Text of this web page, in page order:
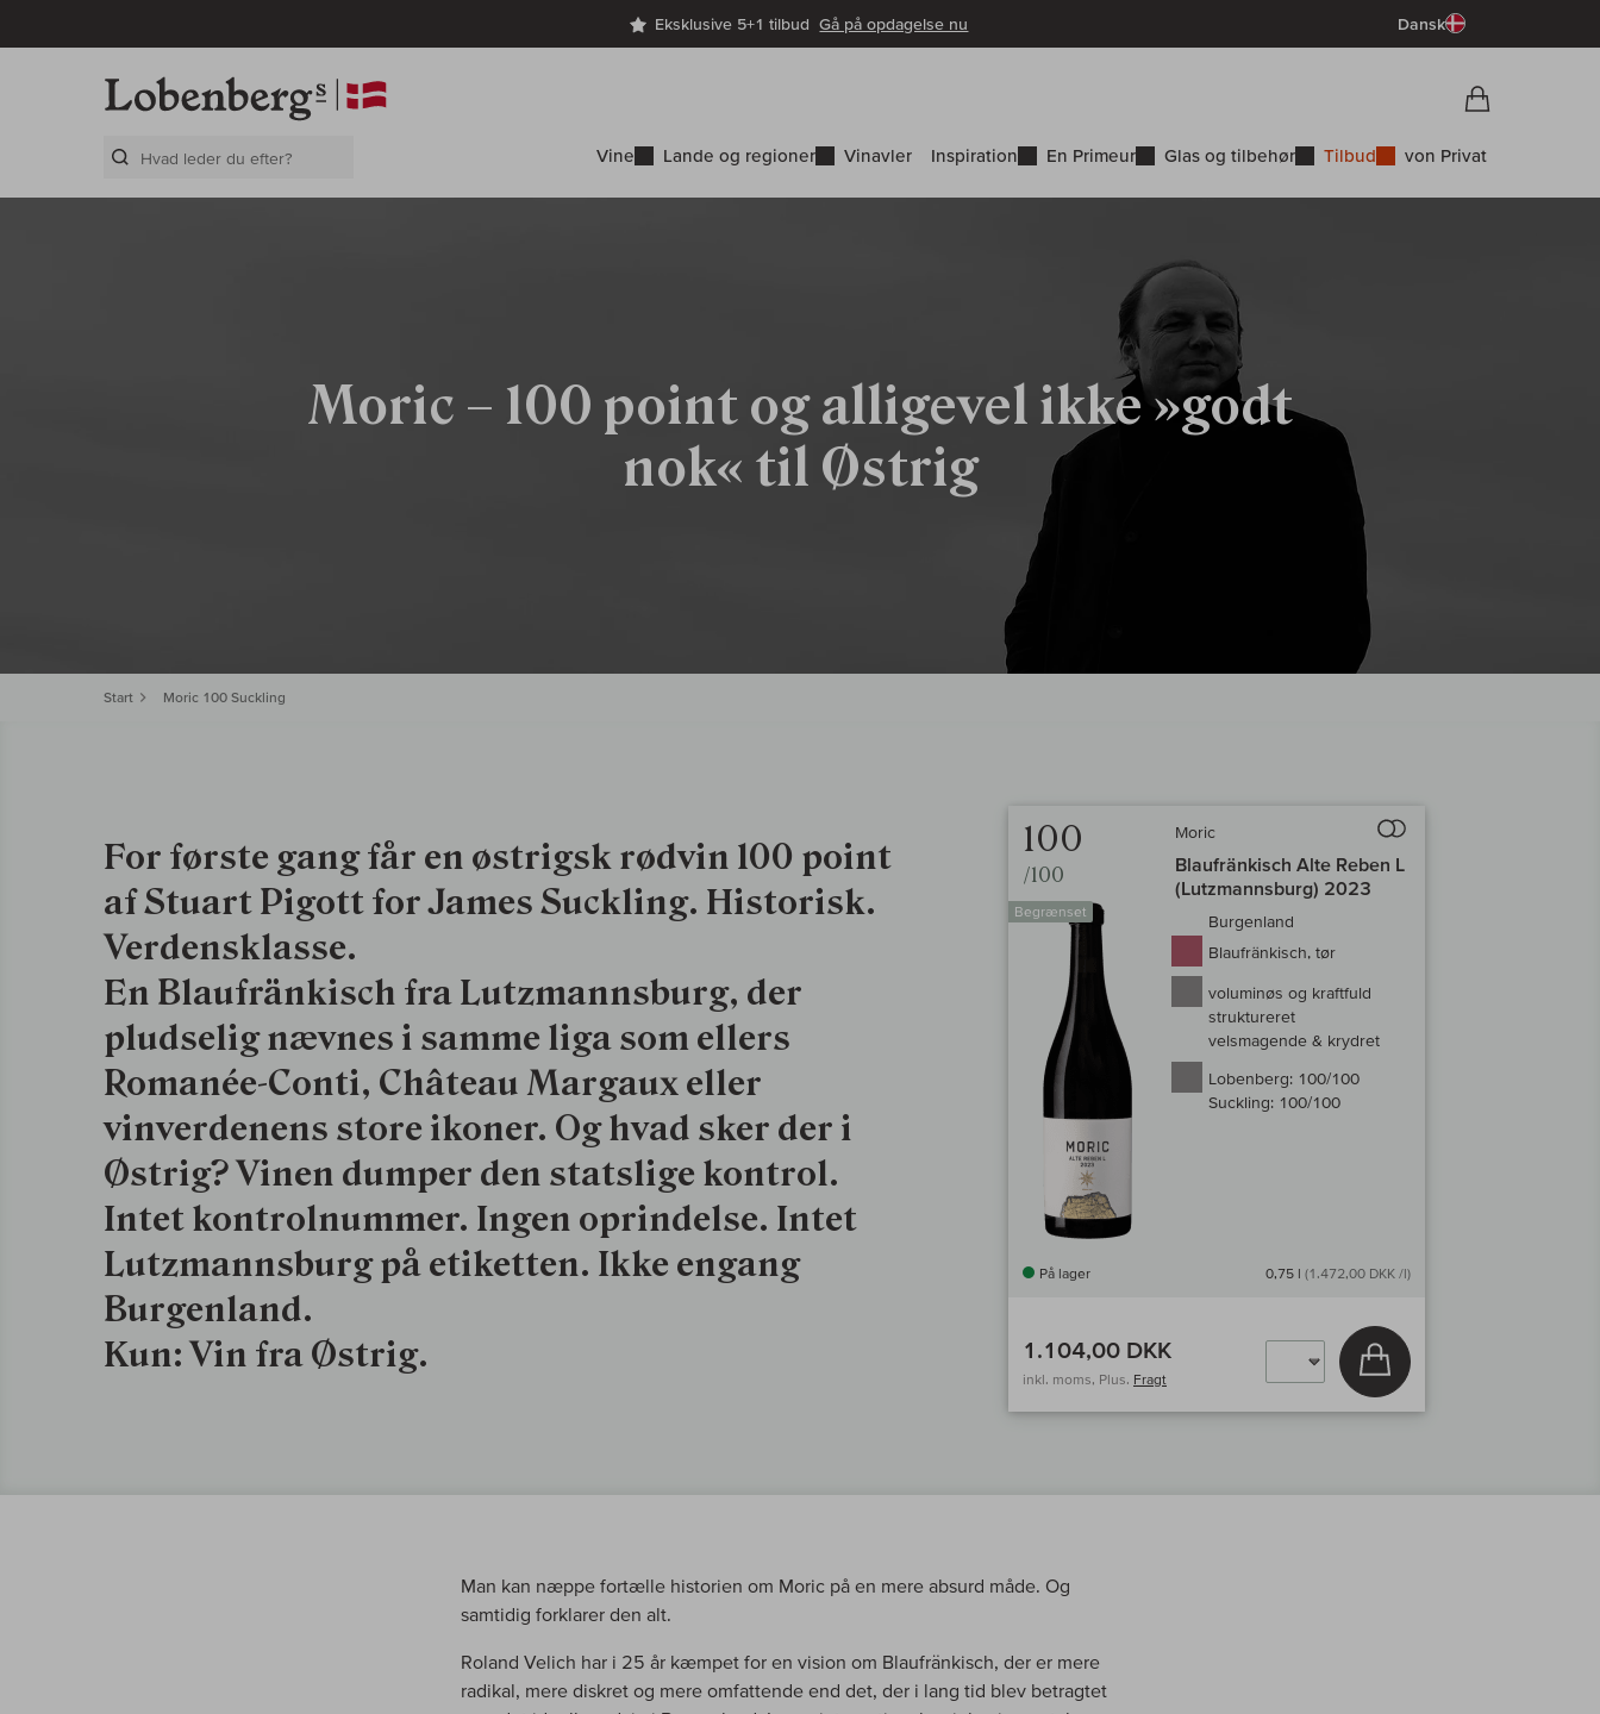
Eksklusive 5+1 tilbudGå på opdagelse nu Dansk
Vine Lande og regioner Vinavler Inspiration En Primeur Glas og tilbehør Tilbud von Privat
Moric – 100 point og alligevel ikke »godt
nok« til Østrig
Start Moric 100 Suckling
For første gang får en østrigsk rødvin 100 point
af Stuart Pigott for James Suckling. Historisk.
Verdensklasse.
En Blaufränkisch fra Lutzmannsburg, der
pludselig nævnes i samme liga som ellers
Romanée-Conti, Château Margaux eller
vinverdenens store ikoner. Og hvad sker der i
Østrig? Vinen dumper den statslige kontrol.
Intet kontrolnummer. Ingen oprindelse. Intet
Lutzmannsburg på etiketten. Ikke engang
Burgenland.
Kun: Vin fra Østrig.
100
/100
Begrænset
Moric
Blaufränkisch Alte Reben L
(Lutzmannsburg) 2023
Burgenland
Blaufränkisch, tør
voluminøs og kraftfuld
struktureret
velsmagende & krydret
Lobenberg: 100/100
Suckling: 100/100
På lager 0,75 l (1.472,00 DKK /l)
1.104,00 DKK
inkl. moms, Plus. Fragt
Læg i kurv
Man kan næppe fortælle historien om Moric på en mere absurd måde. Og
samtidig forklarer den alt.
Roland Velich har i 25 år kæmpet for en vision om Blaufränkisch, der er mere
radikal, mere diskret og mere omfattende end det, der i lang tid blev betragtet